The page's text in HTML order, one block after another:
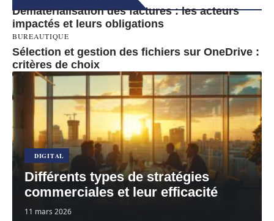
Dématérialisation des factures : les acteurs
impactés et leurs obligations
BUREAUTIQUE
Sélection et gestion des fichiers sur OneDrive :
critères de choix
DIGITAL
Différents types de stratégies
commerciales et leur efficacité
11 mars 2026